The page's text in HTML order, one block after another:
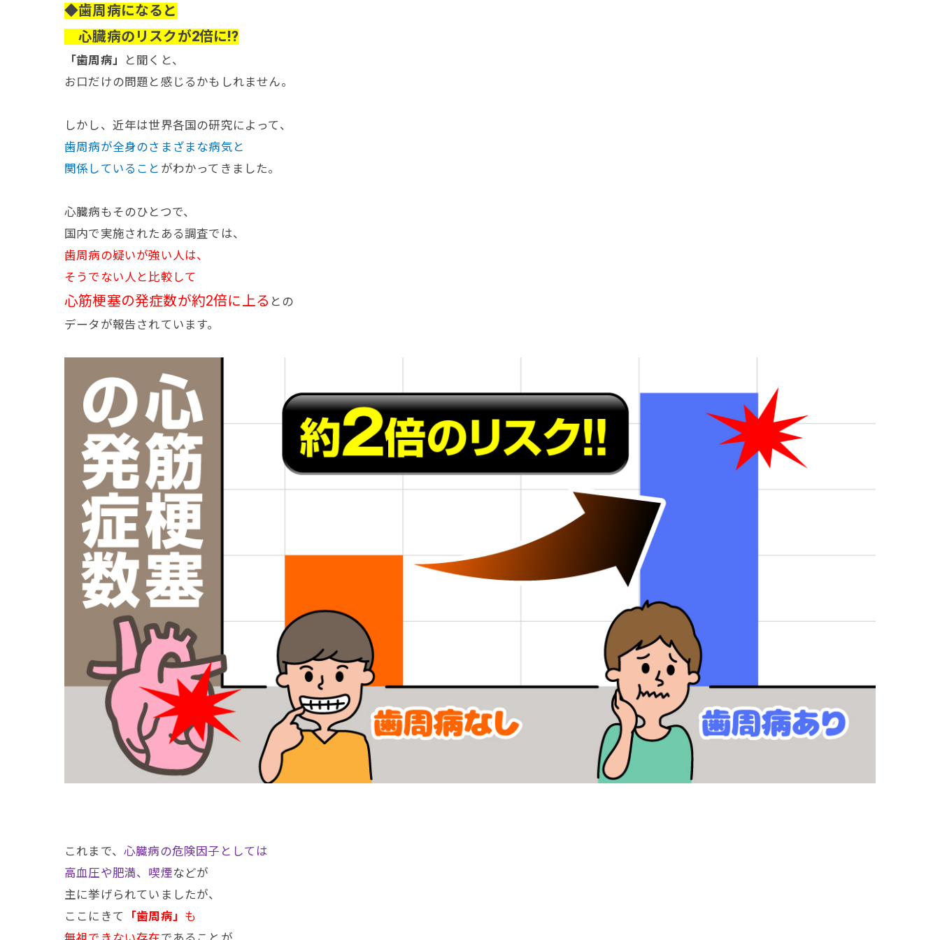
◆歯周病になると
心臓病のリスクが2倍に!?
「歯周病」
と聞くと、
お口だけの問題と感じるかもしれません。
しかし、近年は世界各国の研究によって、
歯周病が全身のさまざまな病気と
関係していること がわかってきました。
心臓病もそのひとつで、
国内で実施されたある調査では、
歯周病の疑いが強い人は、
そうでない人と比較して
心筋梗塞の発症数が約2倍に上る との
データが報告されています。
これまで、 心臓病の危険因子としては
高血圧や肥満、喫煙などが
主に挙げられていましたが、
ここにきて
「歯周病」 も